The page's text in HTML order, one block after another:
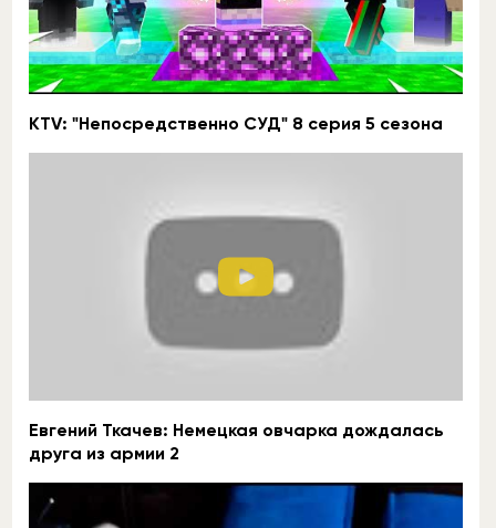
KTV: "Непосредственно СУД" 8 серия 5 сезона
Евгений Ткачев: Немецкая овчарка дождалась
друга из армии 2